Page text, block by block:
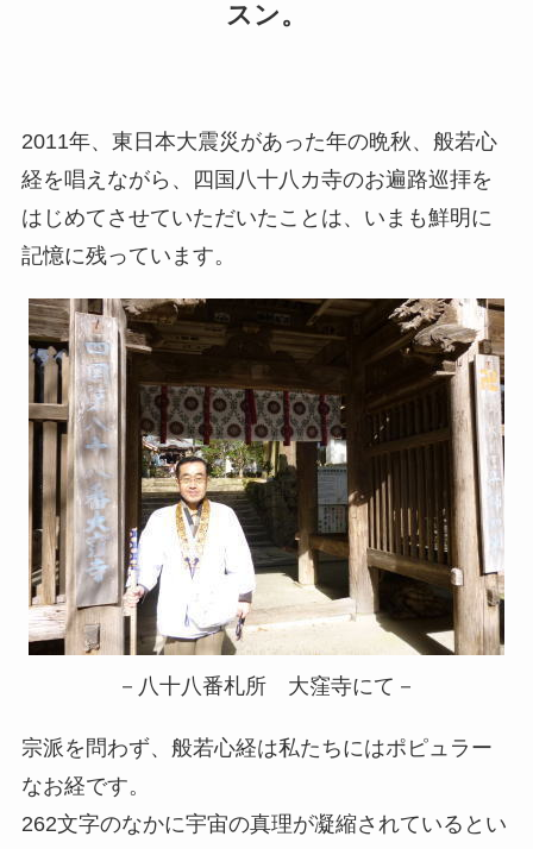
スン。
2011年、東日本大震災があった年の晩秋、般若心
経を唱えながら、四国八十八カ寺のお遍路巡拝を
はじめてさせていただいたことは、いまも鮮明に
記憶に残っています。
－八十八番札所 大窪寺にて－
宗派を問わず、般若心経は私たちにはポピュラー
なお経です。
262文字のなかに宇宙の真理が凝縮されているとい